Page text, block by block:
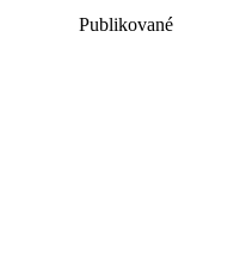
Publikované